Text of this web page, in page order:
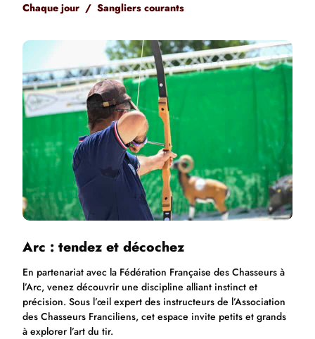
Chaque jour / Sangliers courants
Arc : tendez et décochez
En partenariat avec la Fédération Française des Chasseurs à
l’Arc, venez découvrir une discipline alliant instinct et
précision. Sous l’œil expert des instructeurs de l’Association
des Chasseurs Franciliens, cet espace invite petits et grands
à explorer l’art du tir.